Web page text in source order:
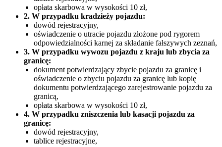
opłata skarbowa w wysokości 10 zł,
2. W przypadku kradzieży pojazdu:
dowód rejestracyjny,
oświadczenie o utracie pojazdu złożone pod rygorem
odpowiedzialności karnej za składanie fałszywych zeznań,
3. W przypadku wywozu pojazdu z kraju lub zbycia za
granicę:
dokument potwierdzający zbycie pojazdu za granicę i
oświadczenie o zbyciu pojazdu za granicę lub kopię
dokumentu potwierdzającego zarejestrowanie pojazdu za
granicą,
opłata skarbowa w wysokości 10 zł,
4. W przypadku zniszczenia lub kasacji pojazdu za
granicę:
dowód rejestracyjny,
tablice rejestracyjne,